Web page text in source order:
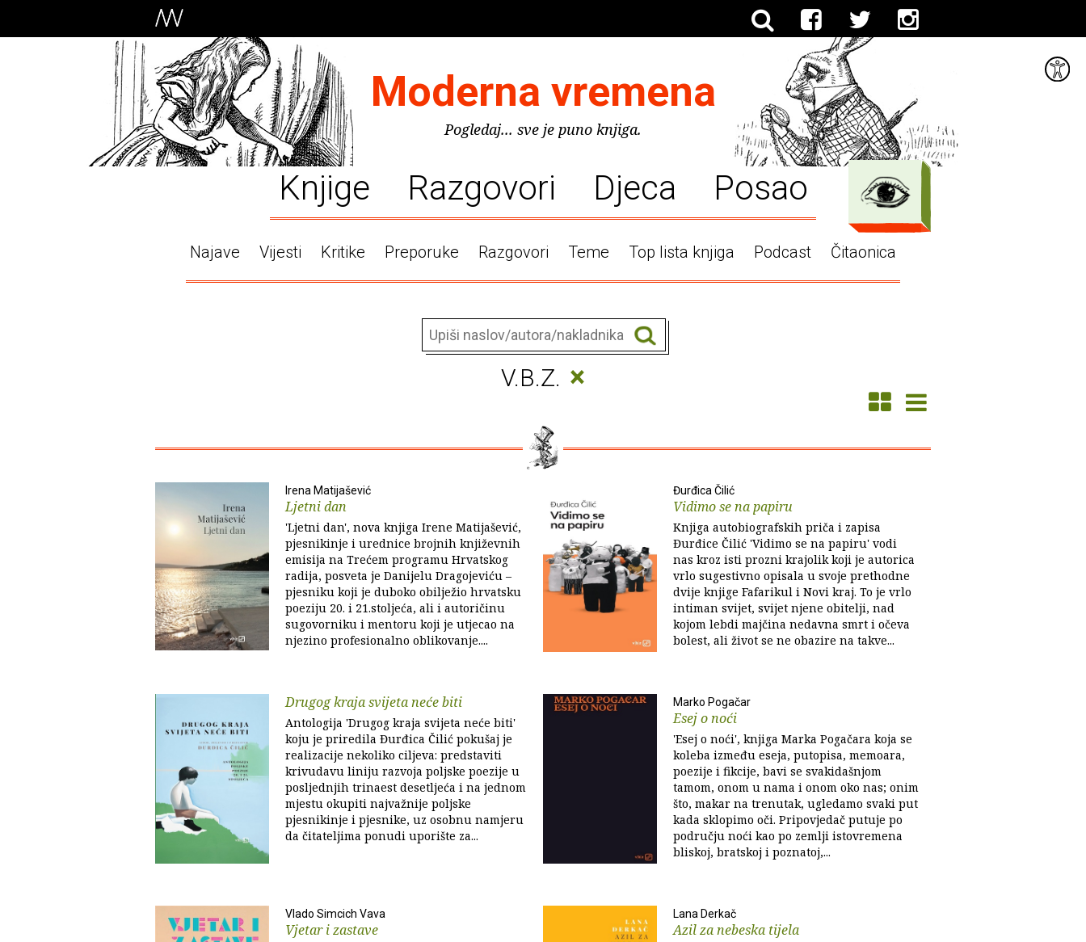
Moderna vremena
Pogledaj... sve je puno knjiga.
Knjige Razgovori Djeca Posao
Najave Vijesti Kritike Preporuke Razgovori Teme Top lista knjiga Podcast Čitaonica
V.B.Z. ×
Irena Matijašević
Ljetni dan
'Ljetni dan', nova knjiga Irene Matijašević,
pjesnikinje i urednice brojnih književnih
emisija na Trećem programu Hrvatskog
radija, posveta je Danijelu Dragojeviću –
pjesniku koji je duboko obilježio hrvatsku
poeziju 20. i 21.stoljeća, ali i autoričinu
sugovorniku i mentoru koji je utjecao na
njezino profesionalno oblikovanje....
Đurđica Čilić
Vidimo se na papiru
Knjiga autobiografskih priča i zapisa
Đurđice Čilić 'Vidimo se na papiru' vodi
nas kroz isti prozni krajolik koji je autorica
vrlo sugestivno opisala u svoje prethodne
dvije knjige Fafarikul i Novi kraj. To je vrlo
intiman svijet, svijet njene obitelji, nad
kojom lebdi majčina nedavna smrt i očeva
bolest, ali život se ne obazire na takve...
Drugog kraja svijeta neće biti
Antologija 'Drugog kraja svijeta neće biti'
koju je priredila Đurđica Čilić pokušaj je
realizacije nekoliko ciljeva: predstaviti
krivudavu liniju razvoja poljske poezije u
posljednjih trinaest desetljeća i na jednom
mjestu okupiti najvažnije poljske
pjesnikinje i pjesnike, uz osobnu namjeru
da čitateljima ponudi uporište za...
Marko Pogačar
Esej o noći
'Esej o noći', knjiga Marka Pogačara koja se
koleba između eseja, putopisa, memoara,
poezije i fikcije, bavi se svakidašnjom
tamom, onom u nama i onom oko nas; onim
što, makar na trenutak, ugledamo svaki put
kada sklopimo oči. Pripovjedač putuje po
području noći kao po zemlji istovremena
bliskoj, bratskoj i poznatoj,...
Vlado Simcich Vava
Vjetar i zastave
Lana Derkač
Azil za nebeska tijela